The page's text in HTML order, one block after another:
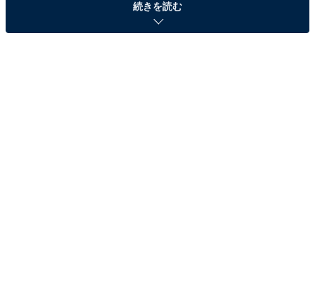
#安住紳一郎#thetimeオフショット
続きを読む